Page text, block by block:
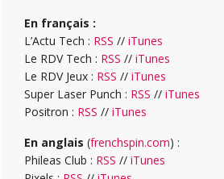
En français :
L’Actu Tech : RSS // iTunes
Le RDV Tech : RSS // iTunes
Le RDV Jeux : RSS // iTunes
Super Laser Punch : RSS // iTunes
Positron : RSS // iTunes
En anglais (frenchspin.com) :
Phileas Club : RSS // iTunes